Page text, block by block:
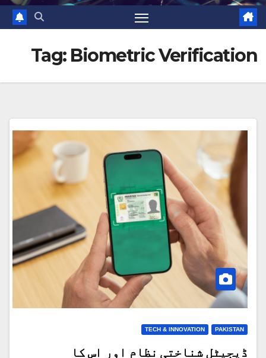
Tag: Biometric Verification
PAKISTAN
TECH & INNOVATION
ڈیجیٹل شناختی نظام اور اس کا